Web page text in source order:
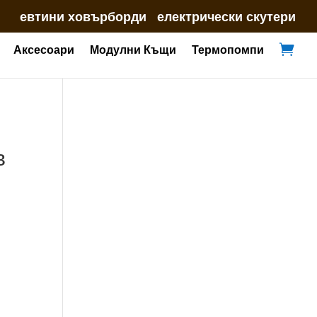
евтини ховърборди електрически скутери
Аксесоари Модулни Къщи Термопомпи 